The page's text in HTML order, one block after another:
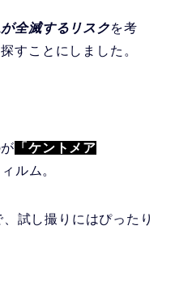
全滅するリスクを考
すことにしました。
「ケントメア
ルム。
、試し撮りにはぴったり